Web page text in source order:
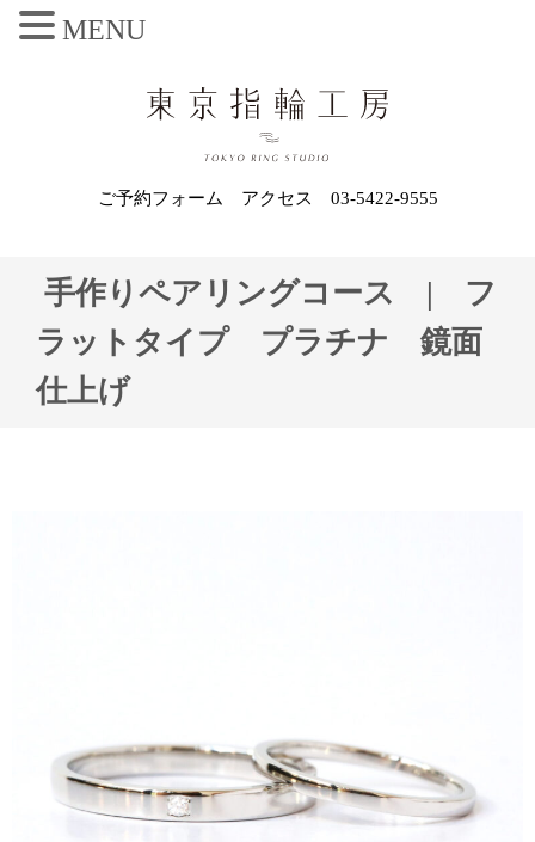
ご予約フォーム アクセス 03-5422-9555
手作りペアリングコース | フ
ラットタイプ プラチナ 鏡面
仕上げ
MENU